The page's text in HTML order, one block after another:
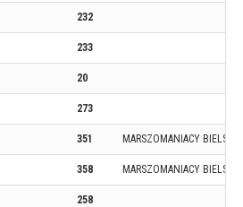
232
233
20
273
351 MARSZOMANIACY BIELSK
358 MARSZOMANIACY BIELSK
258